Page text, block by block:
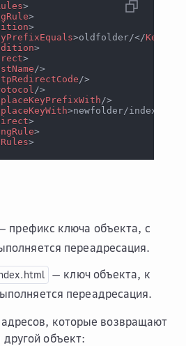
>
>
>
>oldfolder/</
>
>
/>
/>
/>
/>
>newfolder/index.html
>
>
>
префикс ключа объекта, с
переадресация.
— ключ объекта, к
переадресация.
которые возвращают
объект: